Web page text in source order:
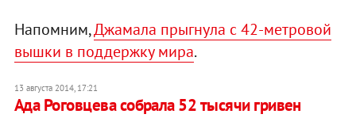
Напомним,Джамала прыгнула с 42-метровой
вышки в поддержку мира.
13 августа 2014, 17:21
Ада Роговцева собрала 52 тысячи гривен